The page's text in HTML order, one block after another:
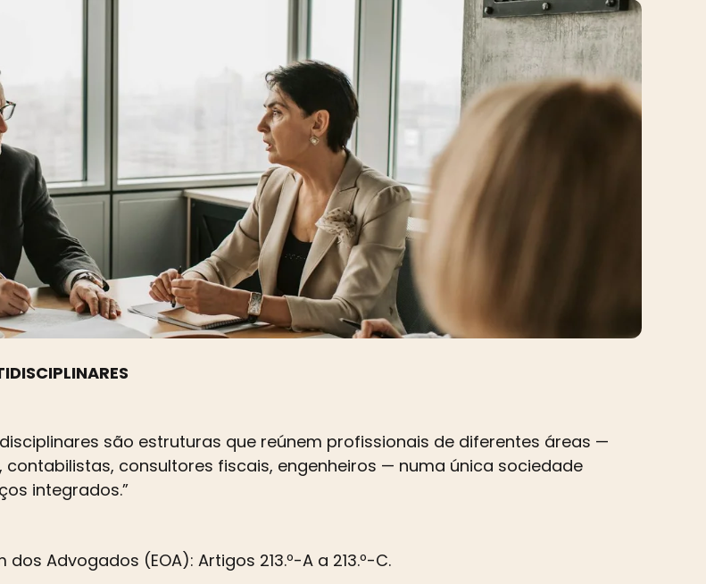
são estruturas que reúnem profissionais de diferentes áreas —
consultores fiscais, engenheiros — numa única sociedade
integrados.”
Advogados (EOA): Artigos 213.º-A a 213.º-C.